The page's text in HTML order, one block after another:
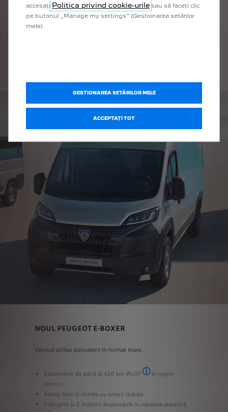
până la 6,60 m³
Capacitate de încărcare până la 1.263 kg
.
NOUL PEUGEOT E-BOXER
Vehicul utilitar polivalent în format mare:
Autonomie de până la 420 km WLTP
în regim
electric
Acces liber în zonele cu emisii reduse
2 lungimi și 2 înălțimi disponibile în varianta electrică
accesați Politica privind cookie-urile sau să faceți clic
pe butonul „Manage my settings” (Gestionarea setărilor
mele).
GESTIONAREA SETĂRILOR MELE
ACCEPTAȚI TOT